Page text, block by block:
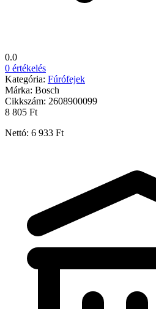
0.0
0 értékelés
Kategória: Fúrófejek
Márka: Bosch
Cikkszám: 2608900099
8 805 Ft
Nettó: 6 933 Ft